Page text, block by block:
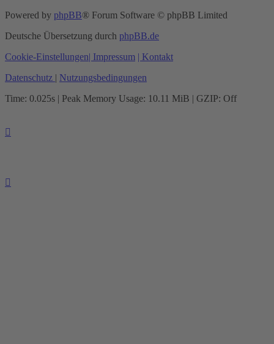
Powered by phpBB® Forum Software © phpBB Limited
Deutsche Übersetzung durch phpBB.de
Cookie-Einstellungen| Impressum | Kontakt
Datenschutz | Nutzungsbedingungen
Time: 0.025s | Peak Memory Usage: 10.11 MiB | GZIP: Off